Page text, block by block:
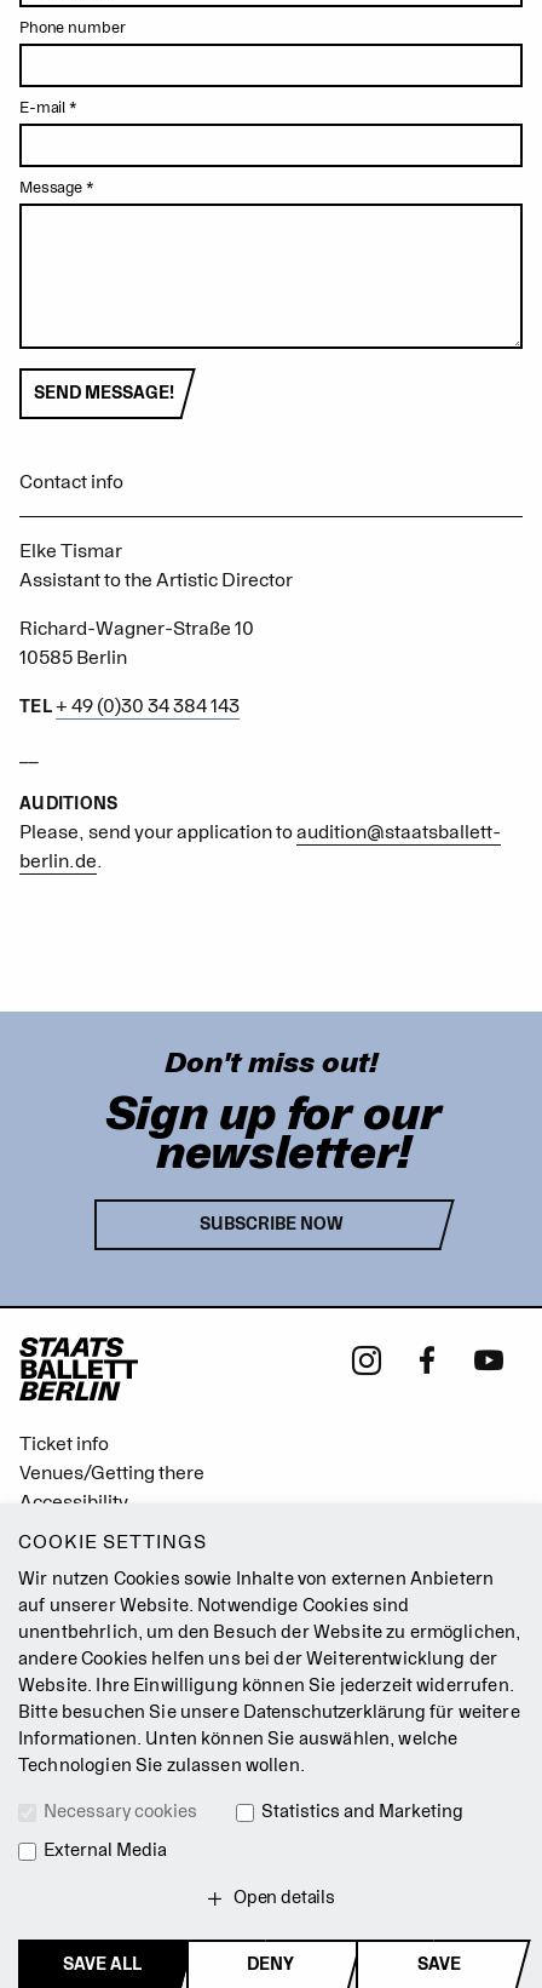
Phone number
E-mail*
Message*
SEND MESSAGE!
Contact info
Elke Tismar
Assistant to the Artistic Director
Richard-Wagner-Straße 10
10585 Berlin
TEL+ 49 (0)30 34 384 143
AUDITIONS
Please, send your application toaudition@staatsballett-
berlin.de.
Don't miss out!
Sign up for our
newsletter!
SUBSCRIBE NOW
Ticket info
Venues/Getting there
Accessibility
Easy Read (German only)
Mission Statement
Press
Jobs
Contact
Newsletter
Terms & Conditions
Data Privacy Policy
© 2026 Staatsballett Berlin
COOKIE SETTINGS
Wir nutzen Cookies sowie Inhalte von externen Anbietern
auf unserer Website. Notwendige Cookies sind
unentbehrlich, um den Besuch der Website zu ermöglichen,
andere Cookies helfen uns bei der Weiterentwicklung der
Website. Ihre Einwilligung können Sie jederzeit widerrufen.
Bitte besuchen Sie unsere Datenschutzerklärung für weitere
Informationen. Unten können Sie auswählen, welche
Technologien Sie zulassen wollen.
Necessary cookies
Statistics and Marketing
External Media
Open details
SAVE ALL DENY SAVE